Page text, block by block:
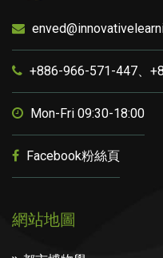
+886-966-571-447、
Mon-Fri 09:30-18:00
Facebook粉絲頁
網站地圖